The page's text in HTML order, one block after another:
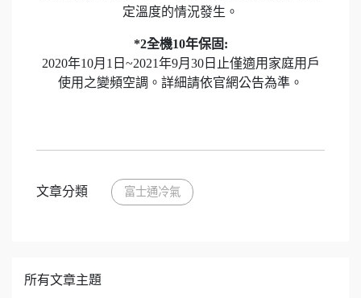
定溫度的情況發生。
*2全機10年保固:
2020年10月1日~2021年9月30日止僅適用家庭用戶
使用之變頻空調。詳細請依官網公告為準。
文章分類 富士通冷氣
所有文章主題